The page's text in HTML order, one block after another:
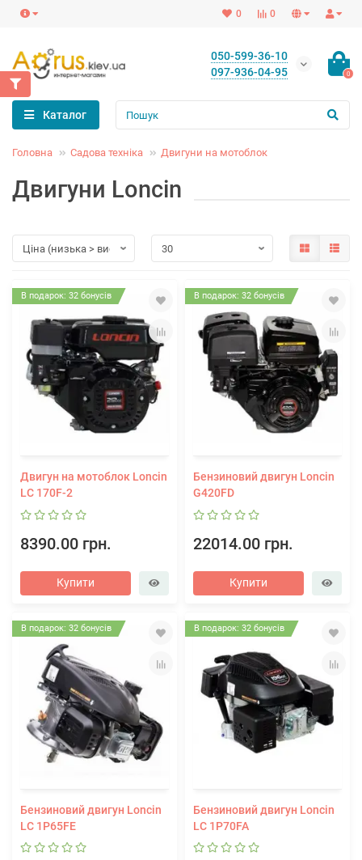
0
0
050-599-36-10
097-936-04-95
0
Каталог
Головна Садова техніка Двигуни на мотоблок
Двигуни Loncin
В подарок: 32 бонусів
Двигун на мотоблок Loncin
LC 170F-2
8390.00 грн.
Купити
В подарок: 32 бонусів
Бензиновий двигун Loncin
G420FD
22014.00 грн.
Купити
В подарок: 32 бонусів
Бензиновий двигун Loncin
LC 1P65FE
В подарок: 32 бонусів
Бензиновий двигун Loncin
LC 1P70FA